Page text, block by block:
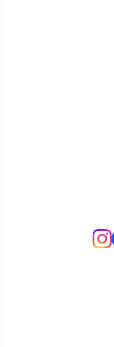
市のシステム会社です。